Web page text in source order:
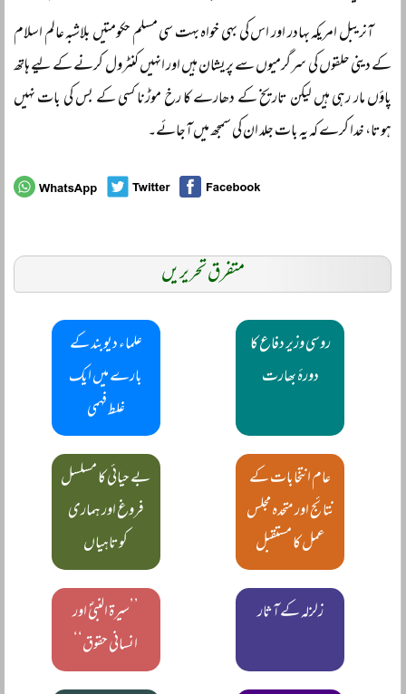
آنریبل امریکہ بہادر اور اس کی بہی خواہ بہت سی مسلم حکومتیں بلاشبہ عالم اسلام
کے دینی حلقوں کی سرگرمیوں سے پریشان ہیں اور انہیں کنٹرول کرنے کے لیے ہاتھ
پاؤں مار رہی ہیں لیکن تاریخ کے دھارے کا رخ موڑنا کسی کے بس کی بات نہیں
ہوتا، خدا کرے کہ یہ بات جلد ان کی سمجھ میں آجائے۔
متفرق تحریریں
روسی وزیر دفاع کا
دورۂ بھارت
علماء دیوبند کے
بارے میں ایک
غلط فہمی
عام انتخابات کے
نتائج اور متحدہ مجلس
عمل کا مستقبل
بے حیائی کا مسلسل
فروغ اور ہماری
کوتاہیاں
زلزلہ کے آثار
’’سیرۃ النبیؐ اور
انسانی حقوق‘‘